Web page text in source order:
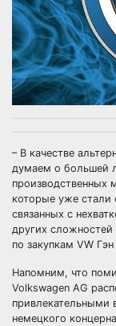
– В качестве
думаем о большей
производственных
которые уже стали
связанных с
других
по закупкам VW Гэн
Напомним, что
Volkswagen AG
привлекательными
немецкого